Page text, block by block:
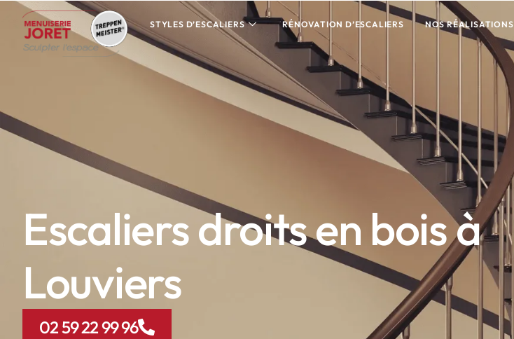
STYLES D’ESCALIERS RÉNOVATION D’ESCALIERS NOS RÉALISATIONS
Escaliers droits en bois à
Louviers
02 59 22 99 96